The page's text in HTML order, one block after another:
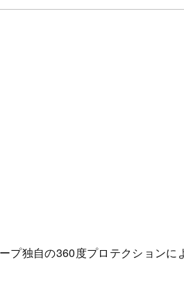
プ独自の360度プロテクションに